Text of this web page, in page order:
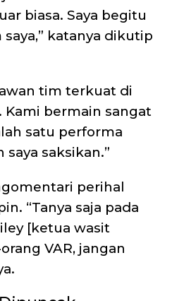
biasa. Saya begitu
katanya dikutip
tim terkuat di
Kami bermain sangat
satu performa
saksikan.”
perihal
“Tanya saja pada
[ketua wasit
VAR, jangan